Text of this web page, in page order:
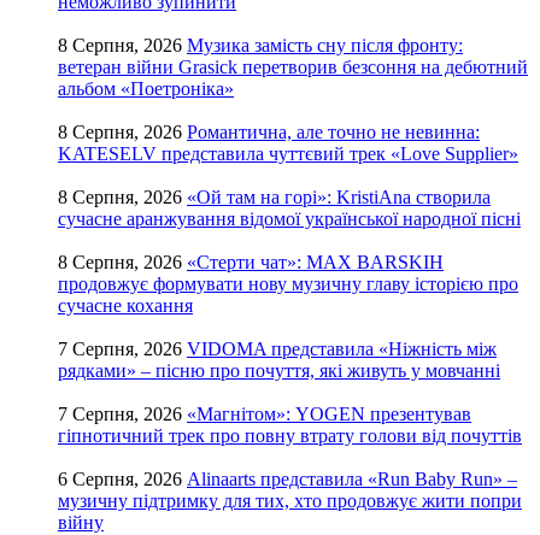
8 Серпня, 2026 Музика замість сну після фронту:
ветеран війни Grasick перетворив безсоння на дебютний
альбом «Поетроніка»
8 Серпня, 2026 Романтична, але точно не невинна:
KATESELV представила чуттєвий трек «Love Supplier»
8 Серпня, 2026 «Ой там на горі»: KristiAna створила
сучасне аранжування відомої української народної пісні
8 Серпня, 2026 «Стерти чат»: MAX BARSKIH
продовжує формувати нову музичну главу історією про
сучасне кохання
7 Серпня, 2026 VIDOMA представила «Ніжність між
рядками» – пісню про почуття, які живуть у мовчанні
7 Серпня, 2026 «Магнітом»: YOGEN презентував
гіпнотичний трек про повну втрату голови від почуттів
6 Серпня, 2026 Alinaarts представила «Run Baby Run» –
музичну підтримку для тих, хто продовжує жити попри
війну